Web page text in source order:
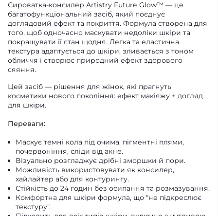
Сироватка-консилер Artistry Future Glow™ — це
багатофункціональний засіб, який поєднує
доглядовий ефект та покриття. Формула створена для
того, щоб одночасно маскувати недоліки шкіри та
покращувати її стан щодня. Легка та еластична
текстура адаптується до шкіри, зливається з тоном
обличчя і створює природний ефект здорового
сяяння.
Цей засіб — рішення для жінок, які прагнуть
косметики нового покоління: ефект макіяжу + догляд
для шкіри.
Переваги:
Маскує темні кола під очима, пігментні плями,
почервоніння, сліди від акне.
Візуально розгладжує дрібні зморшки й пори.
Можливість використовувати як консилер,
хайлайтер або для контурингу.
Стійкість до 24 годин без осипання та розмазування.
Комфортна для шкіри формула, що "не підкреслює
текстуру".